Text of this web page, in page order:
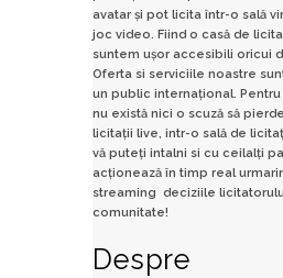
avatar şi pot licita într-o sală
joc video. Fiind o casă de
suntem ușor accesibili oricui
Oferta si serviciile noastre
un public internațional.
nu există nici o scuză să
licitații live, intr-o sală de
vă puteți intalni si cu ceilalți
acționează în timp real
streaming deciziile
comunitate!
Despre